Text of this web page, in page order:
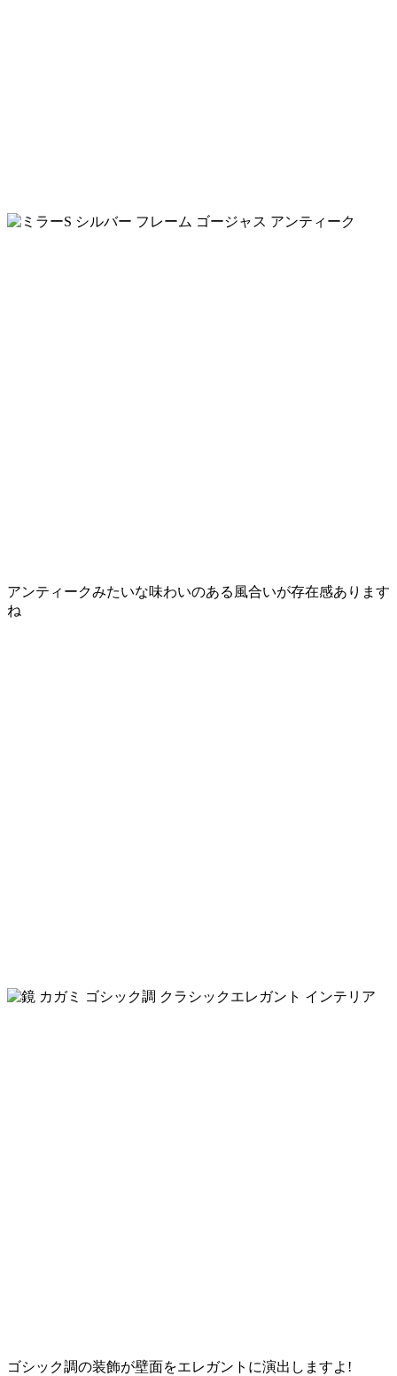
アンティークみたいな味わいのある風合いが存在感あります
ね
ゴシック調の装飾が壁面をエレガント に演出しますよ!